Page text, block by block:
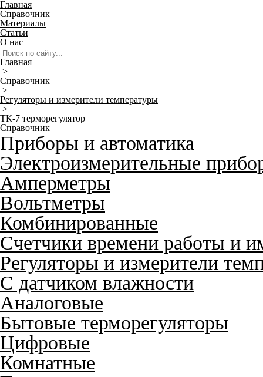
Главная
Справочник
Материалы
Статьи
О нас
Главная
>
Справочник
>
Регуляторы и измерители температуры
>
ТК-7 терморегулятор
Справочник
Приборы и автоматика
Электроизмерительные
Амперметры
Вольтметры
Комбинированные
Счетчики времени работы и
Регуляторы и измерители
С датчиком влажности
Аналоговые
Бытовые терморегуляторы
Цифровые
Комнатные